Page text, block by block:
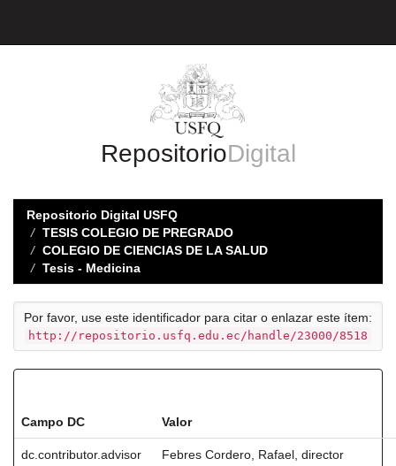
RepositorioDigital
Repositorio Digital USFQ
TESIS COLEGIO DE PREGRADO
COLEGIO DE CIENCIAS DE LA SALUD
Tesis - Medicina
Por favor, use este identificador para citar o enlazar este ítem:
http://repositorio.usfq.edu.ec/handle/23000/8518
Campo DC Valor
dc.contributor.advisor Febres Cordero, Rafael, director